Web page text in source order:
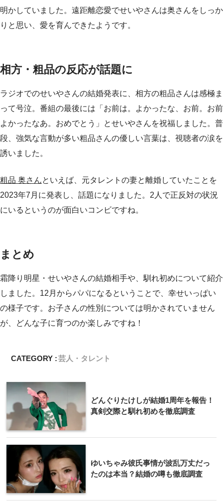
明かしていました。遠距離恋愛でせいやさんは奥さんをしっか
りと思い、愛を育んできたようです。
相方・粗品の反応が話題に
ラジオでのせいやさんの結婚発表に、相方の粗品さんは感極ま
って号泣。番組の最後には「お前は。よかったな、お前。お前
よかったなあ。おめでとう」とせいやさんを祝福しました。普
段、強気な言動が多い粗品さんの優しい言葉は、視聴者の涙を
誘いました。
粗品 奥さんといえば、元タレントの妻と離婚していたことを
2023年7月に発表し、話題になりました。2人で正反対の状況
にいるというのが面白いコンビですね。
まとめ
霜降り明星・せいやさんの結婚相手や、馴れ初めについて紹介
しました。12月からパパになるということで、幸せいっぱい
の様子です。お子さんの性別については明かされていません
が、どんな子に育つのか楽しみですね！
CATEGORY :芸人・タレント
どんぐりたけしが結婚1周年を報告！
真剣交際と馴れ初めを徹底調査
ゆいちゃみ彼氏事情が波乱万丈だっ
たのは本当？結婚の噂も徹底調査